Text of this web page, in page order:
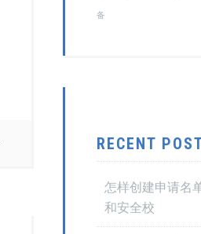
备
RECENT
怎样创建申请名
和安全校